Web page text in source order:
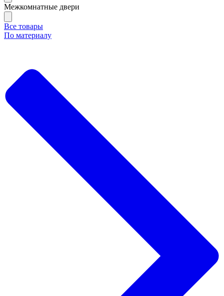
Межкомнатные двери
Все товары
По материалу